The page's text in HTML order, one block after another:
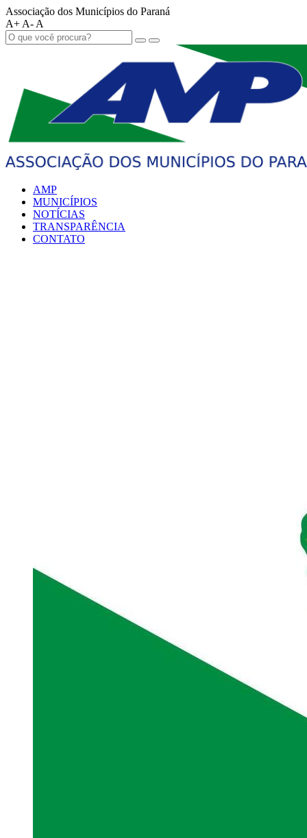
Associação dos Municípios do Paraná
A+ A- A
AMP
MUNICÍPIOS
NOTÍCIAS
TRANSPARÊNCIA
CONTATO